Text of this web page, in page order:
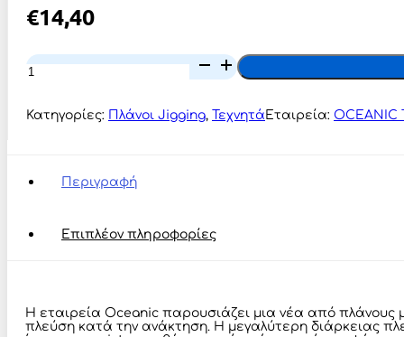
€14,40
Oceanic
Team
Artist
150gr
ποσότητα
Κατηγορίες: Πλάνοι Jigging, Τεχνητά Εταιρεία: OCEANIC
Περιγραφή
Επιπλέον πληροφορίες
Η εταιρεία Oceanic παρουσιάζει μια νέα από πλάνους
πλεύση κατά την ανάκτηση. Η μεγαλύτερη διάρκειας